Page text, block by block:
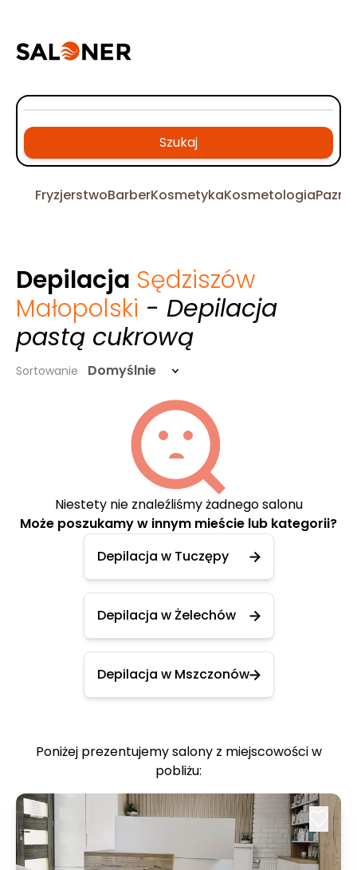
Szukaj
FryzjerstwoBarberKosmetykaKosmetologia
Depilacja Sędziszów
Małopolski - Depilacja
pastą cukrową
Sortowanie Domyślnie
Niestety nie znaleźliśmy żadnego salonu
Może poszukamy w innym mieście lub kategorii?
Depilacja w Tuczępy
Depilacja w Żelechów
Depilacja w Mszczonów
Poniżej prezentujemy salony z miejscowości w
pobliżu: